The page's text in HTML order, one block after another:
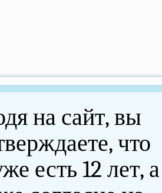
на сайт, вы
что
есть 12 лет, а